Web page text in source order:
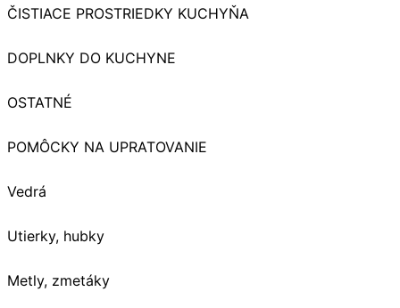
ČISTIACE PROSTRIEDKY KUCHYŇA
DOPLNKY DO KUCHYNE
OSTATNÉ
POMÔCKY NA UPRATOVANIE
Vedrá
Utierky, hubky
Metly, zmetáky